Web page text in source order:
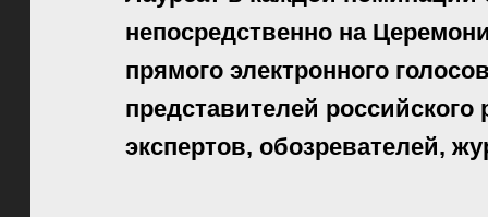
непосредственно на
прямого электронного
представителей
экспертов, обозревателей,